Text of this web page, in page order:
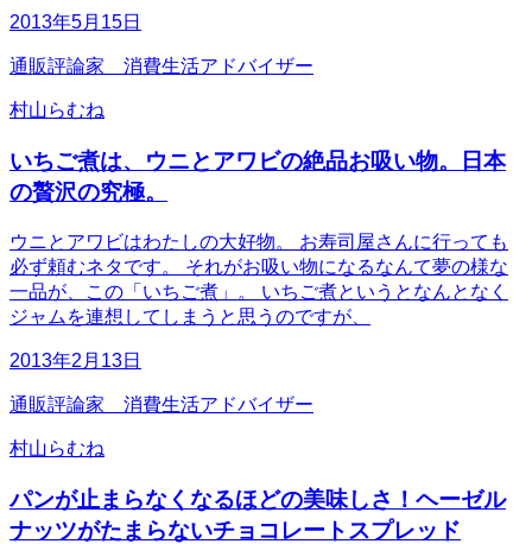
2013年5月15日
通販評論家 消費生活アドバイザー
村山らむね
いちご煮は、ウニとアワビの絶品お吸い物。日本
の贅沢の究極。
ウニとアワビはわたしの大好物。 お寿司屋さんに行っても
必ず頼むネタです。 それがお吸い物になるなんて夢の様な
一品が、この「いちご煮」。 いちご煮というとなんとなく
ジャムを連想してしまうと思うのですが、
2013年2月13日
通販評論家 消費生活アドバイザー
村山らむね
パンが止まらなくなるほどの美味しさ！ヘーゼル
ナッツがたまらないチョコレートスプレッド